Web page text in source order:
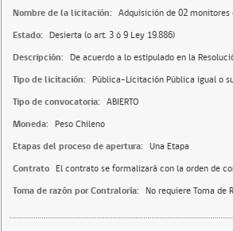
Nombre de la licitación: Adquisición de 02
Estado: Desierta (o art. 3 ó 9 Ley 19.886)
Descripción: De acuerdo a lo estipulado en la
Tipo de licitación: Pública-Licitación Pública igual o
Tipo de convocatoria: ABIERTO
Moneda: Peso Chileno
Etapas del proceso de apertura: Una Etapa
Contrato El contrato se formalizará con la orden de
Toma de razón por Contraloría: No requiere Toma de